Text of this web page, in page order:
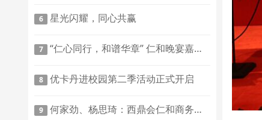
6 星光闪耀，同心共赢
7 “仁心同行，和谱华章” 仁和晚宴嘉宾共话3大新品辉煌前景
8 优卡丹进校园第二季活动正式开启
9 何家劲、杨思琦：西鼎会仁和商务交流午宴等您一起，不见不散